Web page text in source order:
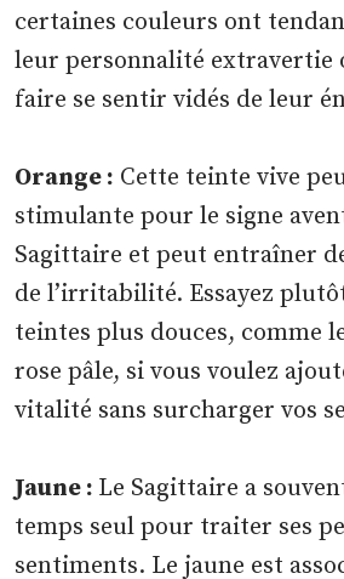
certaines couleurs ont
leur personnalité extravertie
faire se sentir vidés de leur
Orange : Cette teinte vive
stimulante pour le signe
Sagittaire et peut entraîner
de l’irritabilité. Essayez
teintes plus douces, comme
rose pâle, si vous voulez
vitalité sans surcharger vos
Jaune : Le Sagittaire a
temps seul pour traiter ses
sentiments. Le jaune est